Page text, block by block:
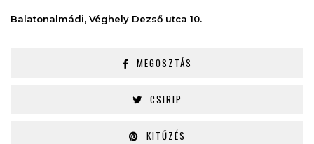
Balatonalmádi, Véghely Dezső utca 10.
MEGOSZTÁS
CSIRIP
KITŰZÉS